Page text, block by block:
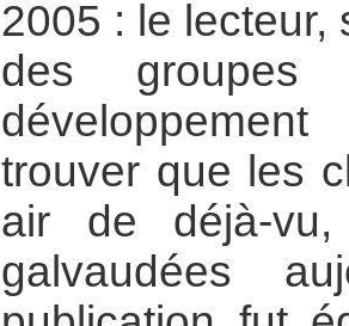
2005 : le lecteur,
des
trouver que les
air de déjà-vu,
galvaudées